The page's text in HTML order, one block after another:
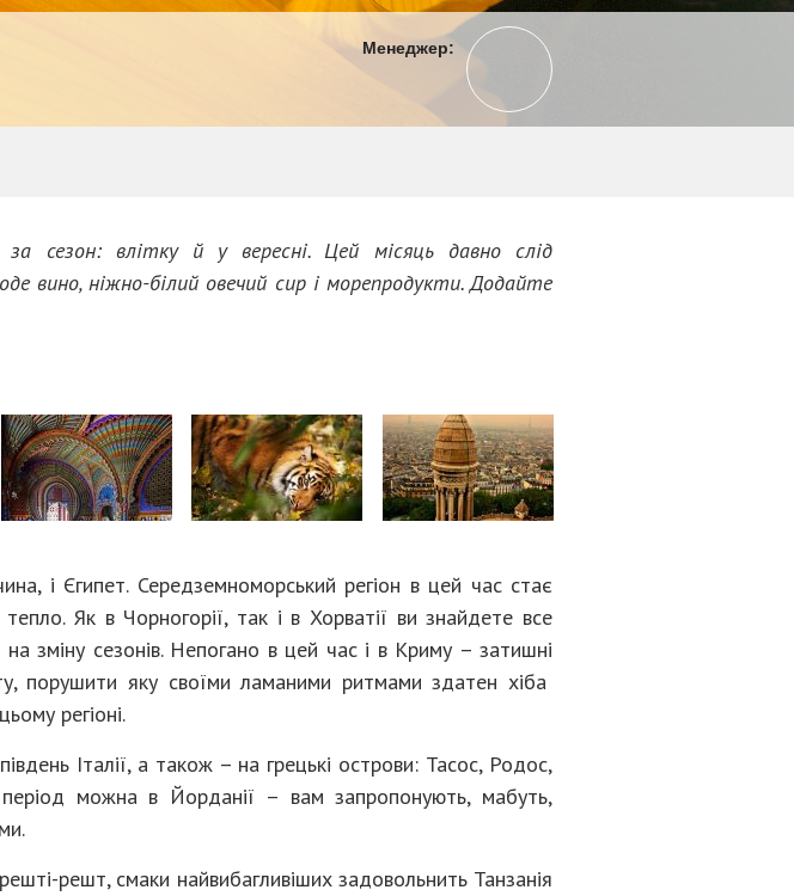
Менеджер:
за сезон: влітку й у вересні. Цей місяць давно слід
вино, ніжно-білий овечий сир і морепродукти. Додайте
і Єгипет. Середземноморський регіон в цей час стає
Як в Чорногорії, так і в Хорватії ви знайдете все
зміну сезонів. Непогано в цей час і в Криму – затишні
порушити яку своїми ламаними ритмами здатен хіба
регіоні.
Італії, а також – на грецькі острови: Тасос, Родос,
можна в Йорданії – вам запропонують, мабуть,
решт, смаки найвибагливіших задовольнить Танзанія